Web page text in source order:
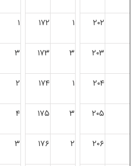
۲۰۲ ۱ ۱۷۲ ۱
۲۰۳ ۳ ۱۷۳ ۳
۲۰۴ ۱ ۱۷۴ ۲
۲۰۵ ۳ ۱۷۵ ۴
۲۰۶ ۲ ۱۷۶ ۳